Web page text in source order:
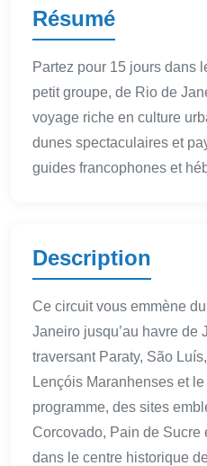
Résumé
Partez pour 15 jours dans
petit groupe, de Rio de
voyage riche en culture
dunes spectaculaires et
guides francophones et
Description
Ce circuit vous emmène
Janeiro jusqu’au havre de
traversant Paraty, São
Lençóis Maranhenses et
programme, des sites
Corcovado, Pain de Sucre
dans le centre historique